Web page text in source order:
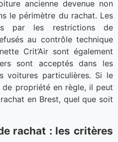
ancienne devenue non
le périmètre du rachat. Les
par les restrictions de
au contrôle technique
Crit’Air sont également
sont acceptés dans les
voitures particulières. Si le
de propriété en règle, il peut
en Brest, quel que soit
rachat : les critères